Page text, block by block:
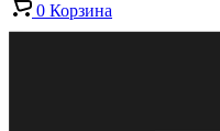
0 Корзина